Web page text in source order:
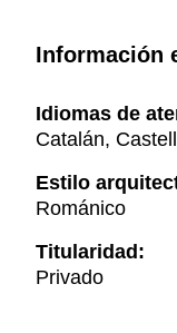
Información
Idiomas de
Catalán,
Estilo
Románico
Titularidad:
Privado